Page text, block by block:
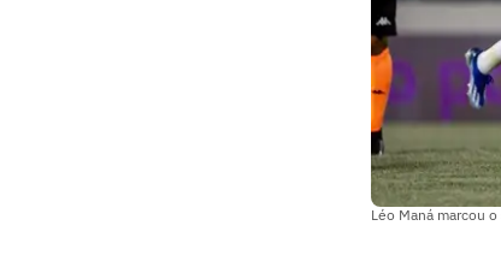
Léo Maná marcou